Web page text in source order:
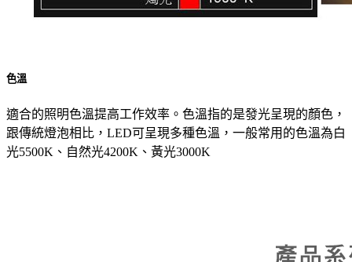
色溫
適合的照明色溫提高工作效率。色溫指的是發光呈現的顏色，
跟傳統燈泡相比，LED可呈現多種色溫，一般常用的色溫為白
光5500K、自然光4200K、黃光3000K